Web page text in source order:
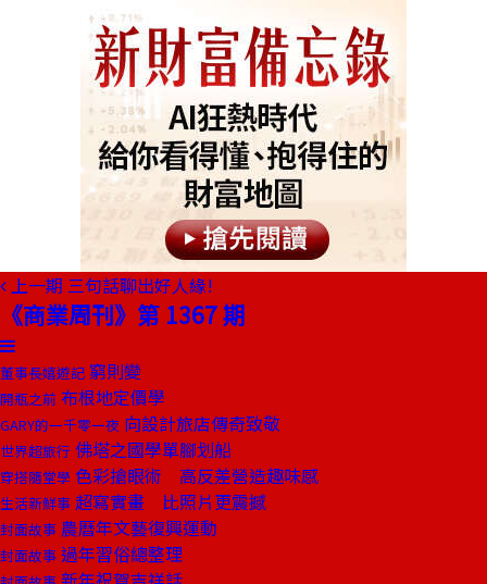
上一期 三句話聊出好人緣!
《商業周刊》第 1367 期
董事長嬉遊記 窮則變
開瓶之前 布根地定價學
GARY的一千零一夜 向設計旅店傳奇致敬
世界超旅行 佛塔之國學單腳划船
穿搭隨堂學 色彩搶眼術 高反差營造趣味感
生活新鮮事 超寫實畫 比照片更震撼
封面故事 農曆年文藝復興運動
封面故事 過年習俗總整理